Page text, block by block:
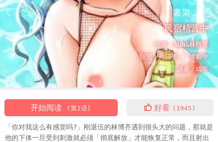
書架
民宿精营中
作者： SUN&林巨星
狀態：周日更 | 連載中
讀者： 成年
开始阅读 (第1话) 好看 (1945)
「你对我这么有感觉吗?」刚退伍的林博齐遇到很头大的问题，那就是
他的下体一旦受到刺激就必须「彻底解放」才能恢复正常，而且射出